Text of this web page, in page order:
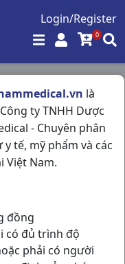
Login/Register
0
là
ty TNHH Dược
- Chuyên phân
tế, mỹ phẩm và các
Việt Nam.
đồng
có đủ trình độ
phải có người
thiệu
Dược Phẩm &
lời cảm ơn chân
đồng hành tin
phân phối các sản
khỏe. Chúng tôi với